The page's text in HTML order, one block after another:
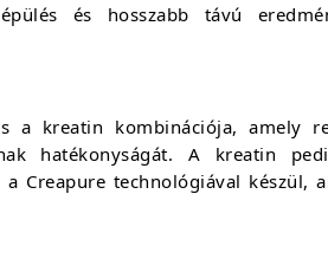
és hosszabb távú
a kreatin kombinációja, amely
hatékonyságát. A kreatin
Creapure technológiával készül,